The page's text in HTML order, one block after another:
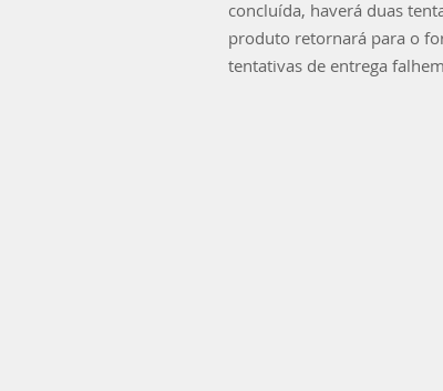
concluída, haverá duas
produto retornará para o
tentativas de entrega